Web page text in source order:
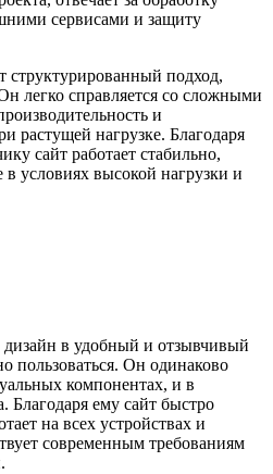
сервисами и защиту
структурированный подход,
легко справляется со сложными
и
растущей нагрузке. Благодаря
сайт работает стабильно,
условиях высокой нагрузки и
в удобный и отзывчивый
пользоваться. Он одинаково
компонентах, и в
Благодаря ему сайт быстро
на всех устройствах и
современным требованиям